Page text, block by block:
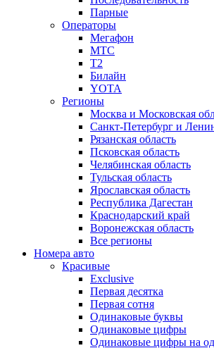
Парные
Операторы
Мегафон
МТС
Т2
Билайн
YOTA
Регионы
Москва и Московская
Санкт-Петербург и
Рязанская область
Псковская область
Челябинская область
Тульская область
Ярославская область
Республика Дагестан
Краснодарский край
Воронежская область
Все регионы
Номера авто
Красивые
Exclusive
Первая десятка
Первая сотня
Одинаковые буквы
Одинаковые цифры
Одинаковые цифры на